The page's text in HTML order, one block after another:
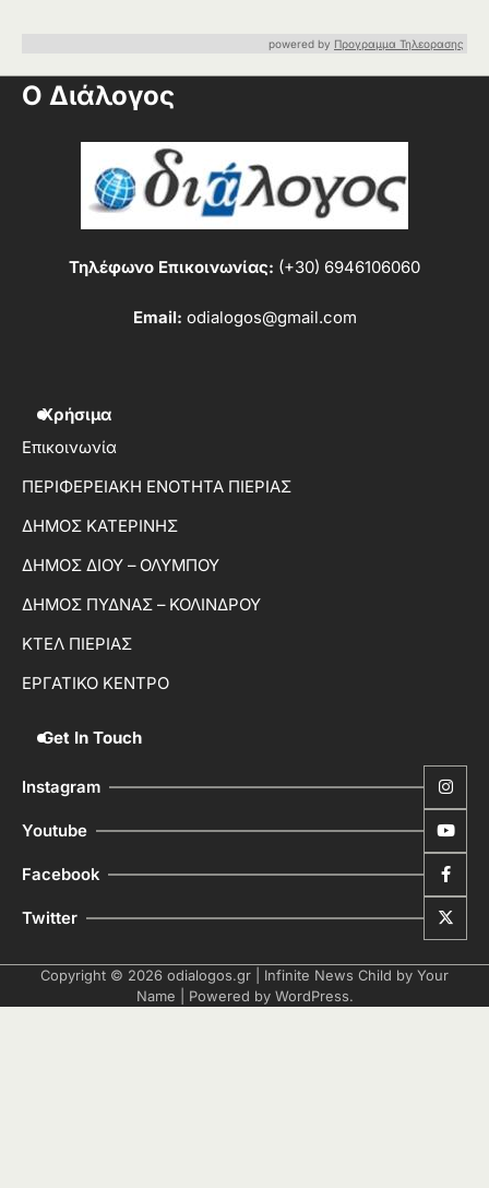
powered by Προγραμμα Τηλεορασης
Ο Διάλογος
Τηλέφωνο Επικοινωνίας: (+30) 6946106060
Email: odialogos@gmail.com
Χρήσιμα
Επικοινωνία
ΠΕΡΙΦΕΡΕΙΑΚΗ ΕΝΟΤΗΤΑ ΠΙΕΡΙΑΣ
ΔΗΜΟΣ ΚΑΤΕΡΙΝΗΣ
ΔΗΜΟΣ ΔΙΟΥ – ΟΛΥΜΠΟΥ
ΔΗΜΟΣ ΠΥΔΝΑΣ – ΚΟΛΙΝΔΡΟΥ
ΚΤΕΛ ΠΙΕΡΙΑΣ
ΕΡΓΑΤΙΚΟ ΚΕΝΤΡΟ
Get In Touch
Instagram
Youtube
Facebook
Twitter
Copyright © 2026 odialogos.gr | Infinite News Child by Your
Name | Powered by WordPress.